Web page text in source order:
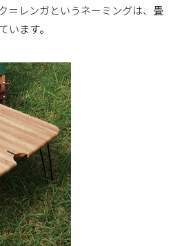
＝レンガというネーミングは、畳
います。